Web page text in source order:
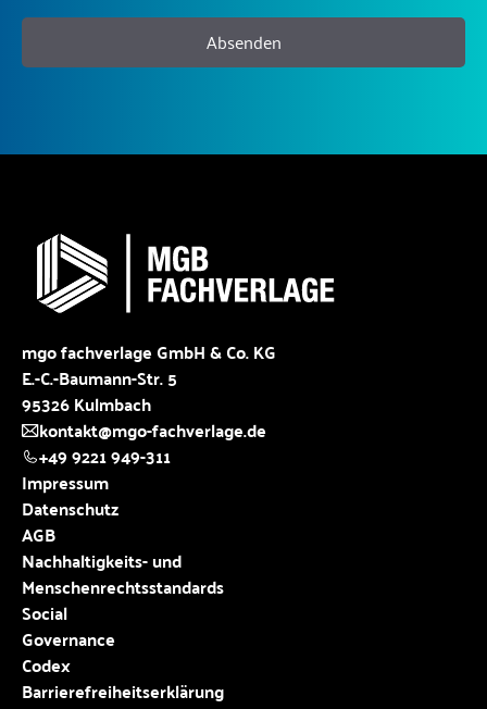
Absenden
mgo fachverlage GmbH & Co. KG
E.-C.-Baumann-Str. 5
95326 Kulmbach
kontakt@mgo-fachverlage.de
+49 9221 949-311
Impressum
Datenschutz
AGB
Nachhaltigkeits- und
Menschenrechtsstandards
Social
Governance
Codex
Barrierefreiheitserklärung